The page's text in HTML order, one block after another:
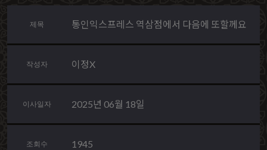
제목 통인익스프레스 역삼점에서 다음에 또할께요
작성자 이정X
이사일자 2025년 06월 18일
조회수 1945